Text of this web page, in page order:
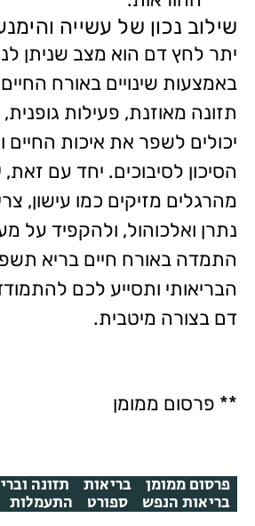
שילוב נכון של עשייה
יתר לחץ דם הוא מצב שניתן
באמצעות שינויים באורח
תזונה מאוזנת, פעילות
יכולים לשפר את איכות
הסיכון לסיבוכים. יחד עם
מהרגלים מזיקים כמו עישון,
נתרן ואלכוהול, ולהקפיד על
התמדה באורח חיים בריא
הבריאותי ותסייע לכם
דם בצורה מיטבית.
** פרסום ממומן
פרסום ממומן בריאות תזונה
בריאות הנפש ספורט התעמלות